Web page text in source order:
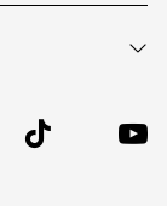
TikTok